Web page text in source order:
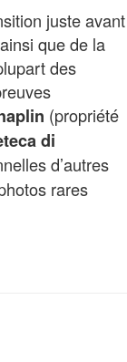
juste avant
que de la
des
(propriété
di
d’autres
rares